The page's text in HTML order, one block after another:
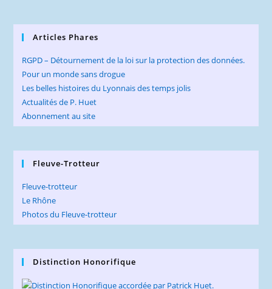
Articles Phares
RGPD – Détournement de la loi sur la protection des données.
Pour un monde sans drogue
Les belles histoires du Lyonnais des temps jolis
Actualités de P. Huet
Abonnement au site
Fleuve-Trotteur
Fleuve-trotteur
Le Rhône
Photos du Fleuve-trotteur
Distinction Honorifique